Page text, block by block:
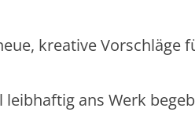
kreative Vorschläge
ans Werk